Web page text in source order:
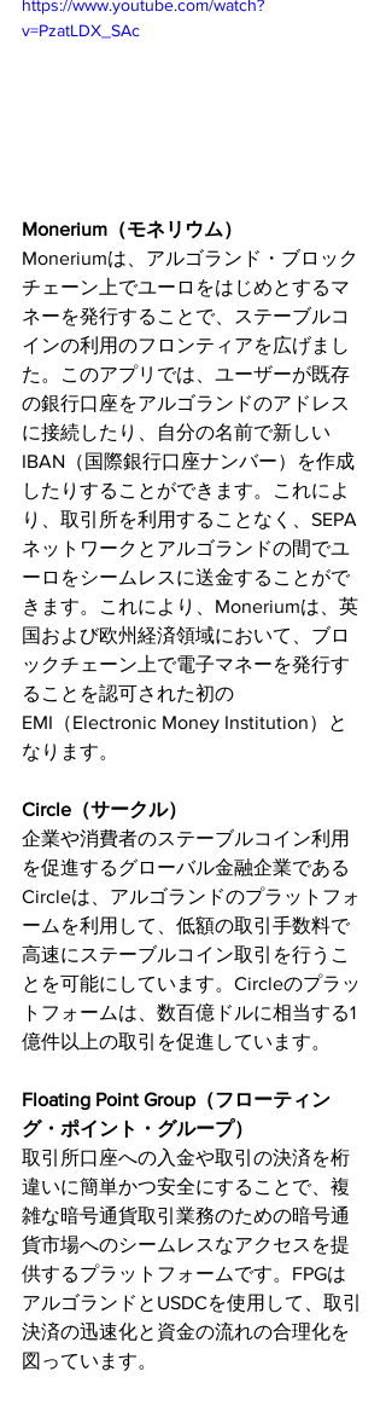
https://www.youtube.com/watch?
v=PzatLDX_SAc
Monerium（モネリウム）
Moneriumは、アルゴランド・ブロック
チェーン上でユーロをはじめとするマ
ネーを発行することで、ステーブルコ
インの利用のフロンティアを広げまし
た。このアプリでは、ユーザーが既存
の銀行口座をアルゴランドのアドレス
に接続したり、自分の名前で新しい
IBAN（国際銀行口座ナンバー）を作成
したりすることができます。これによ
り、取引所を利用することなく、SEPA
ネットワークとアルゴランドの間でユ
ーロをシームレスに送金することがで
きます。これにより、Moneriumは、英
国および欧州経済領域において、ブロ
ックチェーン上で電子マネーを発行す
ることを認可された初の
EMI（Electronic Money Institution）と
なります。
Circle（サークル）
企業や消費者のステーブルコイン利用
を促進するグローバル金融企業である
Circleは、アルゴランドのプラットフォ
ームを利用して、低額の取引手数料で
高速にステーブルコイン取引を行うこ
とを可能にしています。Circleのプラッ
トフォームは、数百億ドルに相当する1
億件以上の取引を促進しています。
Floating Point Group（フローティン
グ・ポイント・グループ）
取引所口座への入金や取引の決済を桁
違いに簡単かつ安全にすることで、複
雑な暗号通貨取引業務のための暗号通
貨市場へのシームレスなアクセスを提
供するプラットフォームです。FPGは
アルゴランドとUSDCを使用して、取引
決済の迅速化と資金の流れの合理化を
図っています。